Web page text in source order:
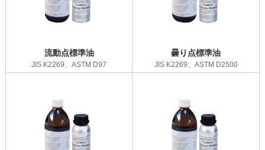
流動点標準油
JIS K2269、ASTM D97
曇り点標準油
JIS K2269、ASTM D2500